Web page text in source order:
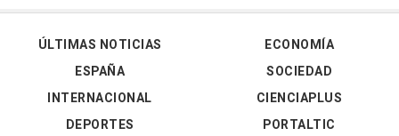
ÚLTIMAS NOTICIAS
ESPAÑA
INTERNACIONAL
DEPORTES
ECONOMÍA
SOCIEDAD
CIENCIAPLUS
PORTALTIC